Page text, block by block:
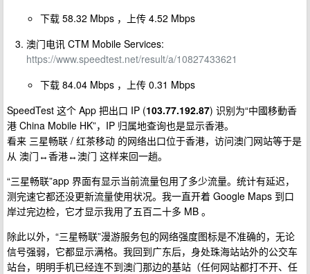
下载 58.32 Mbps ，上传 4.52 Mbps
澳门电讯 CTM Mobile Services:
https://www.speedtest.net/result/a/10827433621
下载 84.04 Mbps ，上传 0.31 Mbps
SpeedTest 这个 App 把出口 IP (103.77.192.87) 识别为“中國移動香
港 China Mobile HK”，IP 归属地查询也是显示香港。
看来 三星畅联 / 红茶移动 的网络出口位于香港，访问澳门网站等于是
从 澳门↔香港↔澳门 这样来回一趟。
“三星畅联”app 界面有显示当前流量包用了多少流量。统计有延迟，
测完速它都还没更新流量使用状况。我一直开着 Google Maps 到口
岸过完边检，它才显示我用了五百二十多 MB 。
除此以外，“三星畅联”漫游服务包的网络强度图标是不准确的，无论
信号强弱，它都显示满格。我回到广东后，身处珠海站站外的公交车
站台，明明手机已经连不到澳门那边的基站（任何网站都打不开、任